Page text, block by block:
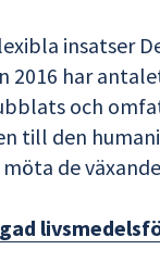
insatser
har
och
till den
de